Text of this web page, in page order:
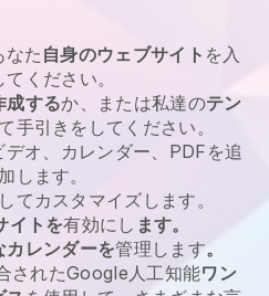
なた 自身のウェブサイト を入
てください。
成するか、または私達のテン
手引きをしてください。
オ、カレンダー、PDFを追
加します。
てカスタマイズします。
イトを有効にし ます。
カレンダーを管理します。
されたGoogle人工知能ワン